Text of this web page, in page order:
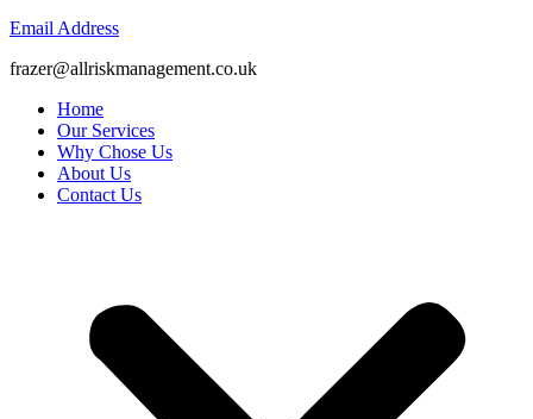
Email Address
frazer@allriskmanagement.co.uk
Home
Our Services
Why Chose Us
About Us
Contact Us